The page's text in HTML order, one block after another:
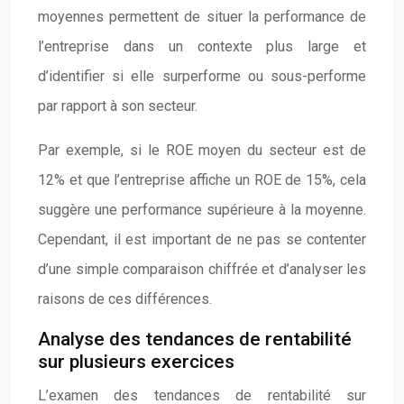
moyennes permettent de situer la performance de
l’entreprise dans un contexte plus large et
d’identifier si elle surperforme ou sous-performe
par rapport à son secteur.
Par exemple, si le ROE moyen du secteur est de
12% et que l’entreprise affiche un ROE de 15%, cela
suggère une performance supérieure à la moyenne.
Cependant, il est important de ne pas se contenter
d’une simple comparaison chiffrée et d’analyser les
raisons de ces différences.
Analyse des tendances de rentabilité
sur plusieurs exercices
L’examen des tendances de rentabilité sur